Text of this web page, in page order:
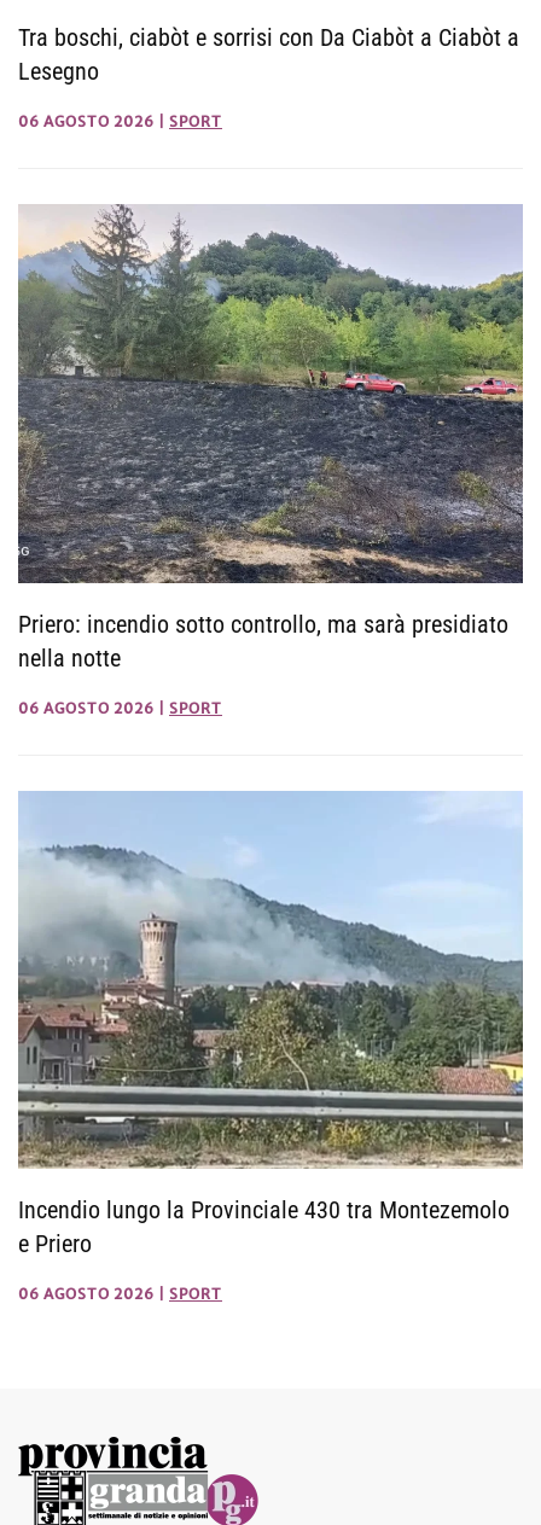
Tra boschi, ciabòt e sorrisi con Da Ciabòt a Ciabòt a
Lesegno
06 AGOSTO 2026 SPORT
Priero: incendio sotto controllo, ma sarà presidiato
nella notte
06 AGOSTO 2026 SPORT
Incendio lungo la Provinciale 430 tra Montezemolo
e Priero
06 AGOSTO 2026 SPORT